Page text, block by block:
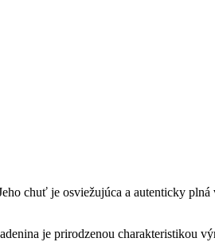
chuť je osviežujúca a autenticky plná
je prirodzenou charakteristikou